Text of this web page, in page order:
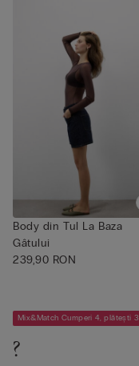
Body din Tul La Baza
Gâtului
239,90 RON
Mix&Match Cumperi 4, plătești 3
?